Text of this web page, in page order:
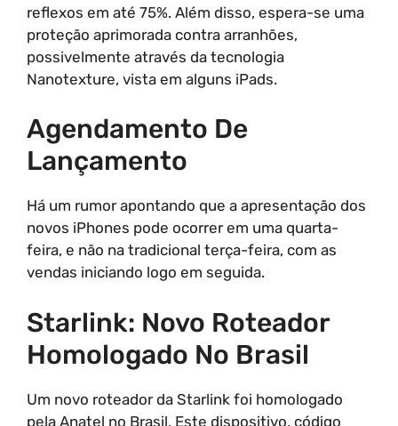
reflexos em até 75%. Além disso, espera-se uma
proteção aprimorada contra arranhões,
possivelmente através da tecnologia
Nanotexture, vista em alguns iPads.
Agendamento De
Lançamento
Há um rumor apontando que a apresentação dos
novos iPhones pode ocorrer em uma quarta-
feira, e não na tradicional terça-feira, com as
vendas iniciando logo em seguida.
Starlink: Novo Roteador
Homologado No Brasil
Um novo roteador da Starlink foi homologado
pela Anatel no Brasil. Este dispositivo, código